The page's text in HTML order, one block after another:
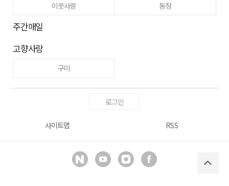
이웃사랑
동정
주간매일
고향사랑
구미
로그인
사이트맵 RSS